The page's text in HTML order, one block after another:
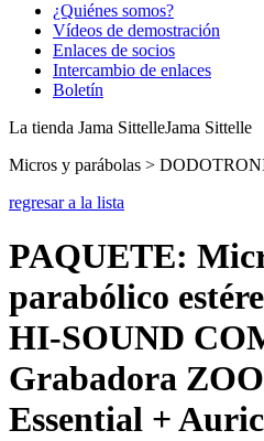
¿Quiénes somos?
Vídeos de demostración
Enlaces de socios
Intercambio de enlaces
Boletín
La tienda Jama SittelleJama Sittelle
Micros y parábolas >
regresar a la lista
PAQUETE:
parabólico
HI-SOUND
Grabadora
Essential +